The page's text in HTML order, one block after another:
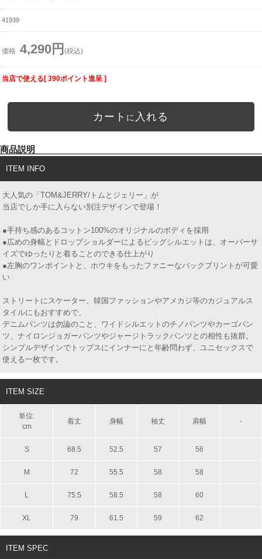
41939
価格 4,290円 (税込)
当店で使える[ 390ポイント進呈 ]
カート に 入れる
商品説明
ITEM INFO
大人気の「TOM&JERRY/トムとジェリー」が
当店でしか手に入らない別注デザインで登場！
●手持ち感のあるコットン100%のオリジナルのボディを採用
●広めの身幅とドロップショルダーによるビッグシルエットは、オーバーサ
イズでゆったりと着ることのできる仕上がり
●左胸のワンポイントと、ホウキをもったファニーなバックプリントが可愛
い
ストリートにスケーター、韓国ファッションやアメカジ等のカジュアルス
タイルにもおすすめで、
デニムパンツは勿論のこと、ワイドシルエットのチノパンツやカーゴパン
ツ、ナイロンジョガーパンツやジャージトラックパンツとの相性も抜群。
シンプルデザインでトップスにインナーにと年齢問わず、ユニセックスで
使える一枚です。
ITEM SIZE
単位:
cm
着丈 身幅 袖丈 肩幅 -
S 68.5 52.5 57 56
M 72 55.5 58 58
L 75.5 58.5 58 60
XL 79 61.5 59 62
ITEM SPEC